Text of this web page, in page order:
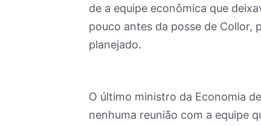
de a equipe econômica que
pouco antes da posse de Collor,
planejado.
O último ministro da Economia
nenhuma reunião com a equipe